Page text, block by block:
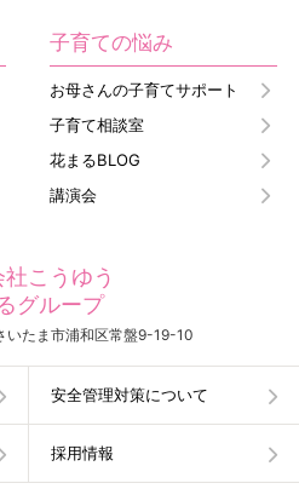
子育ての悩み
お母さんの子育てサポート
子育て相談室
花まるBLOG
講演会
こうゆう
グループ
たま市浦和区常盤9-19-10
安全管理対策について
採用情報